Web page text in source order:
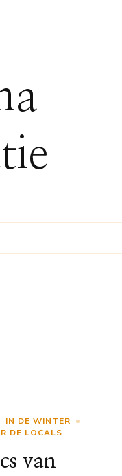
IN DE WINTER
DE LOCALS
van